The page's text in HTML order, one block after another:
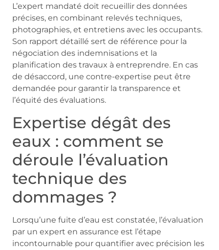
L’expert mandaté doit recueillir des données
précises, en combinant relevés techniques,
photographies, et entretiens avec les occupants.
Son rapport détaillé sert de référence pour la
négociation des indemnisations et la
planification des travaux à entreprendre. En cas
de désaccord, une contre-expertise peut être
demandée pour garantir la transparence et
l’équité des évaluations.
Expertise dégât des
eaux : comment se
déroule l’évaluation
technique des
dommages ?
Lorsqu’une fuite d’eau est constatée, l’évaluation
par un expert en assurance est l’étape
incontournable pour quantifier avec précision les